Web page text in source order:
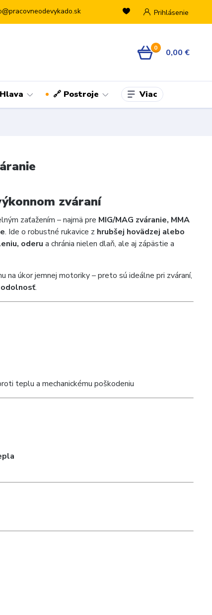
Prihlásenie
0 0,00 €
Hlava 🔗 Postroje Viac
zváraní
zaťažením – najmä pre MIG/MAG zváranie, MMA
. Ide o robustné rukavice z hrubšej hovädzej alebo
oderu a chránia nielen dlaň, ale aj zápästie a
na úkor jemnej motoriky – preto sú ideálne pri zváraní,
.
teplu a mechanickému poškodeniu